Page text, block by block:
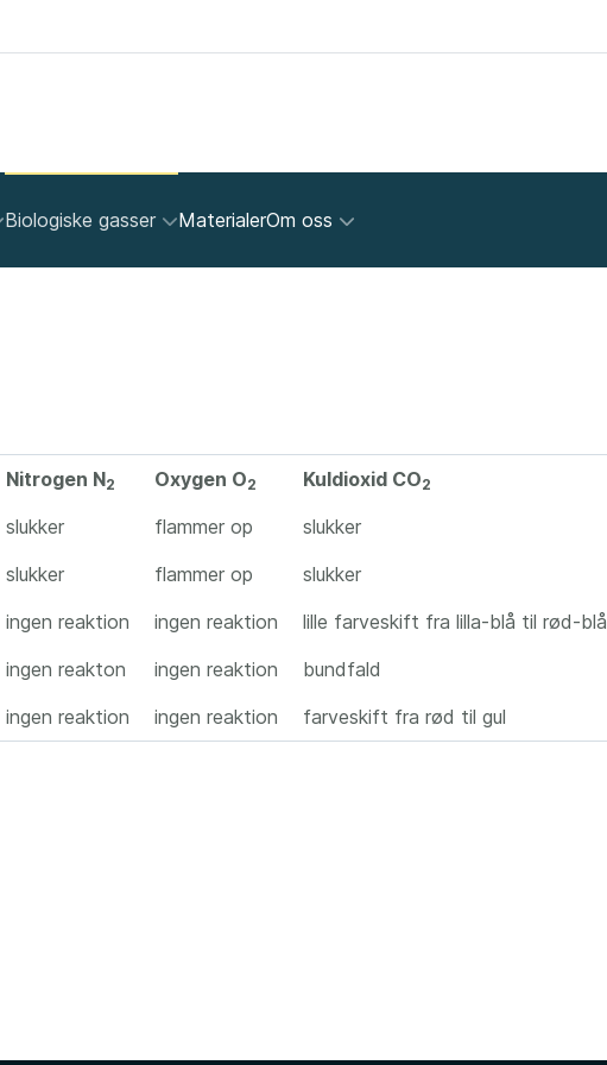
Biologiske gasser MaterialerOm oss
Nitrogen N2 Oxygen O2 Kuldioxid CO2
slukker flammer op slukker
slukker flammer op slukker
ingen reaktion ingen reaktion lille farveskift fra lilla-blå til rød-blå
ingen reakton ingen reaktion bundfald
ingen reaktion ingen reaktion farveskift fra rød til gul